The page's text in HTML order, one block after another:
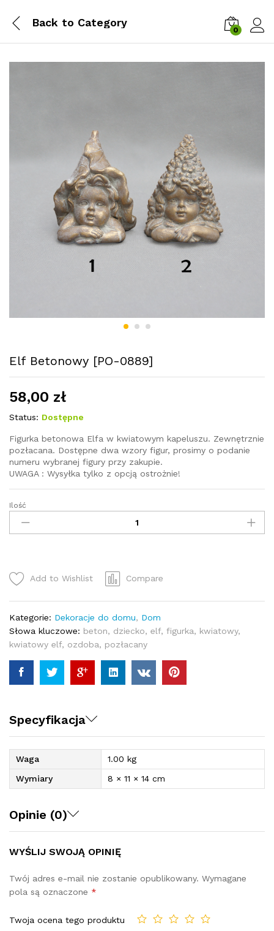
Back to Category
0
Elf Betonowy [PO-0889]
58,00 zł
Status: Dostępne
Figurka betonowa Elfa w kwiatowym kapeluszu. Zewnętrznie
pozłacana. Dostępne dwa wzory figur, prosimy o podanie
numeru wybranej figury przy zakupie.
UWAGA : Wysyłka tylko z opcją ostrożnie!
Elf
Betonowy
[PO-
Ilość
Add to Wishlist Compare
Kategorie: Dekoracje do domu, Dom
Słowa kluczowe: beton, dziecko, elf, figurka, kwiatowy,
kwiatowy elf, ozdoba, pozłacany
Specyfikacja
Waga
1.00 kg
Wymiary
8 × 11 × 14 cm
Opinie (0)
WYŚLIJ SWOJĄ OPINIĘ
Twój adres e-mail nie zostanie opublikowany. Wymagane
pola są oznaczone *
Twoja ocena tego produktu